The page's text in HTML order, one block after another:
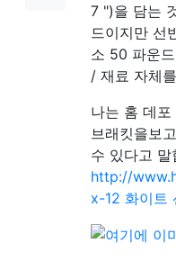
7 ")을 담는
드이지만 선
소 50 파운
/ 재료 자체
나는 홈 데
브래킷을보
수 있다고 말
http://
x-12 화이트